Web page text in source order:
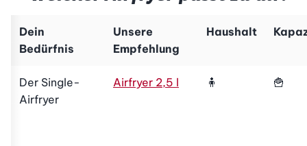
Dein
Bedürfnis
Unsere
Empfehlung
Haushalt
Der Single-
Airfryer
Airfryer 2,5 l 🧍 🍟